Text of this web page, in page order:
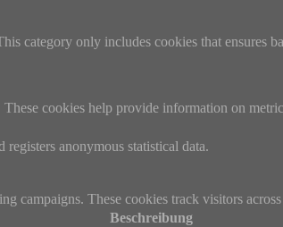
category only includes cookies that ensures
cookies help provide information on
anonymous statistical data.
campaigns. These cookies track visitors
Beschreibung